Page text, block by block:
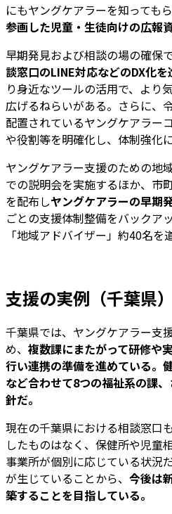
にもヤングケアラーを知ってもら
参画した児童・生徒向けの広報
早期発見および相談の場の確保で
談窓口のLINE対応などのDX化を
り身近なツールの活用で、より
広げるねらいがある。さらに、
配置されているヤングケアラー
や役割等を明確化し、体制強化
ヤングケアラー支援のための地
での説明会を実施するほか、市
を配布しヤングケアラーの早期
ごとの支援体制整備をバックア
「地域アドバイザー」約40名を
支援の実例（千葉県）
千葉県では、ヤングケアラー支
め、 複数課にまたがって研修や
行い連携の準備を進めている。
など合わせて8つの福祉系の課
針だ。
現在の千葉県における相談窓口
したものはなく、保健所や児童
事業所が個別に応じている状況
が生じていることから、 今後は
築することを目指している。